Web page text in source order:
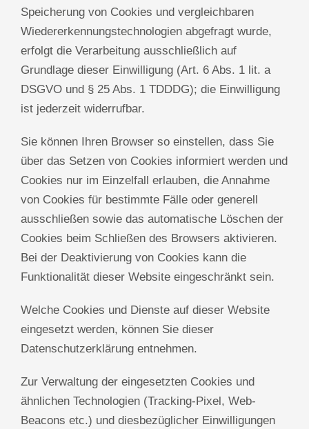
Speicherung von Cookies und vergleichbaren
Wiedererkennungstechnologien abgefragt wurde,
erfolgt die Verarbeitung ausschließlich auf
Grundlage dieser Einwilligung (Art. 6 Abs. 1 lit. a
DSGVO und § 25 Abs. 1 TDDDG); die Einwilligung
ist jederzeit widerrufbar.
Sie können Ihren Browser so einstellen, dass Sie
über das Setzen von Cookies informiert werden und
Cookies nur im Einzelfall erlauben, die Annahme
von Cookies für bestimmte Fälle oder generell
ausschließen sowie das automatische Löschen der
Cookies beim Schließen des Browsers aktivieren.
Bei der Deaktivierung von Cookies kann die
Funktionalität dieser Website eingeschränkt sein.
Welche Cookies und Dienste auf dieser Website
eingesetzt werden, können Sie dieser
Datenschutzerklärung entnehmen.
Zur Verwaltung der eingesetzten Cookies und
ähnlichen Technologien (Tracking-Pixel, Web-
Beacons etc.) und diesbezüglicher Einwilligungen